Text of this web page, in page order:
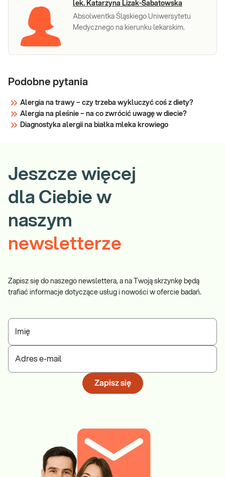
lek. Katarzyna Lizak-Sabatowska
Absolwentka Śląskiego Uniwersytetu
Medycznego na kierunku lekarskim.
Podobne pytania
Alergia na trawy – czy trzeba wykluczyć coś z diety?
Alergia na pleśnie – na co zwrócić uwagę w diecie?
Diagnostyka alergii na białka mleka krowiego
Jeszcze więcej
dla Ciebie w
naszym
newsletterze
Zapisz się do naszego newslettera, a na Twoją skrzynkę będą
trafiać informacje dotyczące usług i nowości w ofercie badań.
Imię
Adres e-mail
Zapisz się